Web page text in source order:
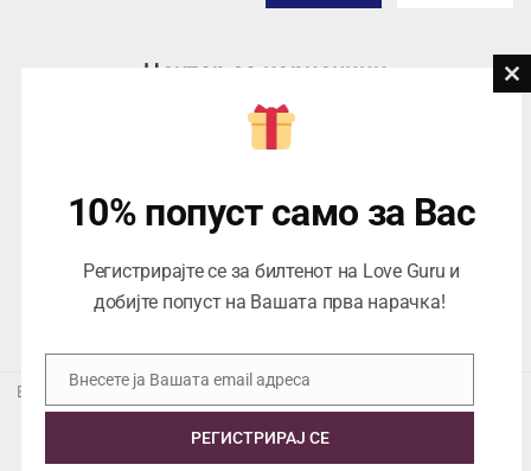
Центар за корисници
076945497; 076945498
contact@loveguru.mk
Саб – Нед: 10-18
Еуропеан Траде Дооел Скопје, Варшавска 5/1 -5, 1000 Скопје,
ЕДБ 4057021558024
10% попуст само за Вас
Регистрирајте се за билтенот на Love Guru и
добијте попуст на Вашата прва нарачка!
Email
Внесете ја Вашата email адреса
РЕГИСТРИРАЈ СЕ